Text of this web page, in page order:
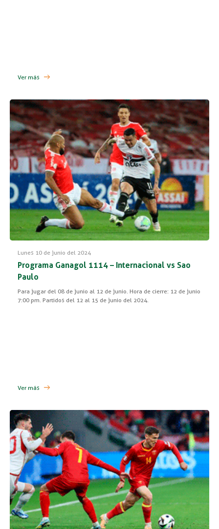
Ver más
Lunes 10 de junio del 2024
Programa Ganagol 1114 – Internacional vs Sao
Paulo
Para jugar del 08 de junio al 12 de junio. Hora de cierre: 12 de junio
7:00 pm. Partidos del 12 al 15 de junio del 2024.
Ver más